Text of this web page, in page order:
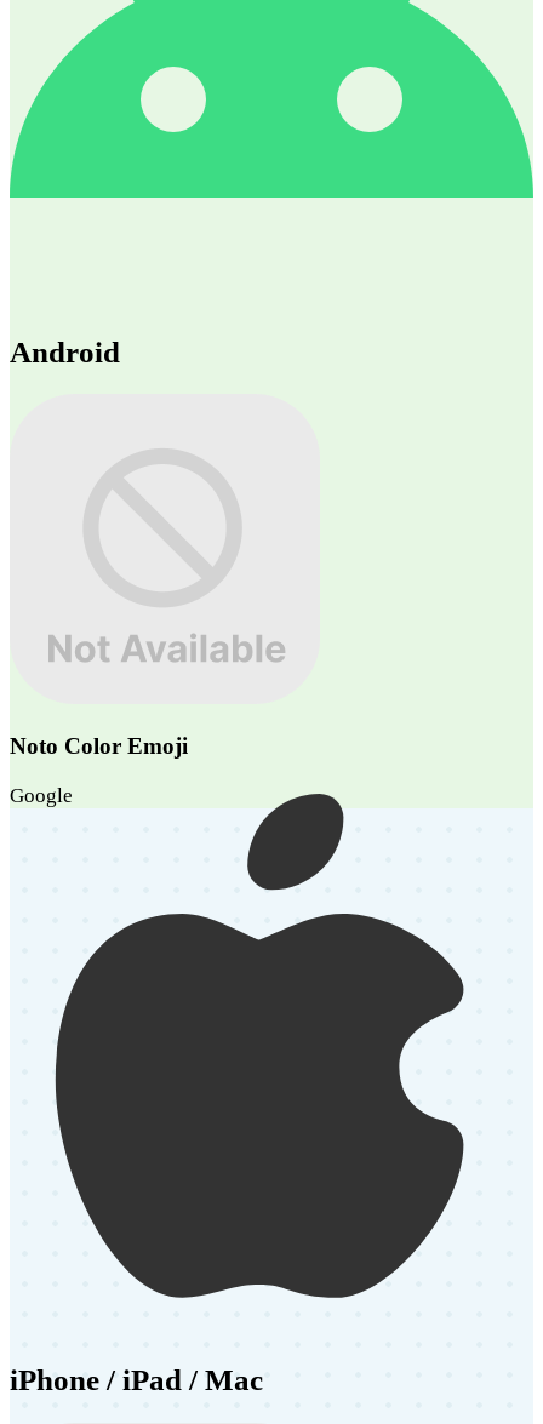
Android
Noto Color Emoji
Google
iPhone / iPad / Mac